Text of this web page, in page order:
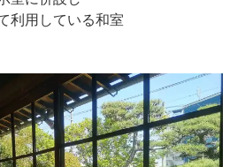
利用している和室